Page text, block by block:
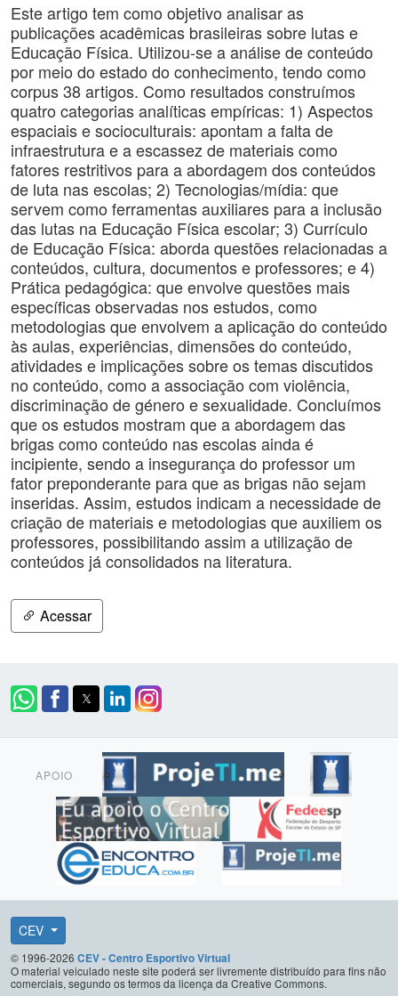
Este artigo tem como objetivo analisar as
publicações acadêmicas brasileiras sobre lutas e
Educação Física. Utilizou-se a análise de conteúdo
por meio do estado do conhecimento, tendo como
corpus 38 artigos. Como resultados construímos
quatro categorias analíticas empíricas: 1) Aspectos
espaciais e socioculturais: apontam a falta de
infraestrutura e a escassez de materiais como
fatores restritivos para a abordagem dos conteúdos
de luta nas escolas; 2) Tecnologias/mídia: que
servem como ferramentas auxiliares para a inclusão
das lutas na Educação Física escolar; 3) Currículo
de Educação Física: aborda questões relacionadas a
conteúdos, cultura, documentos e professores; e 4)
Prática pedagógica: que envolve questões mais
específicas observadas nos estudos, como
metodologias que envolvem a aplicação do conteúdo
às aulas, experiências, dimensões do conteúdo,
atividades e implicações sobre os temas discutidos
no conteúdo, como a associação com violência,
discriminação de género e sexualidade. Concluímos
que os estudos mostram que a abordagem das
brigas como conteúdo nas escolas ainda é
incipiente, sendo a insegurança do professor um
fator preponderante para que as brigas não sejam
inseridas. Assim, estudos indicam a necessidade de
criação de materiais e metodologias que auxiliem os
professores, possibilitando assim a utilização de
conteúdos já consolidados na literatura.
Acessar
APOIO
CEV
© 1996-2026 CEV - Centro Esportivo Virtual
O material veiculado neste site poderá ser livremente distribuído para fins não
comerciais, segundo os termos da licença da Creative Commons.